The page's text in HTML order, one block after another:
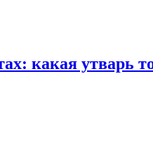
какая утварь